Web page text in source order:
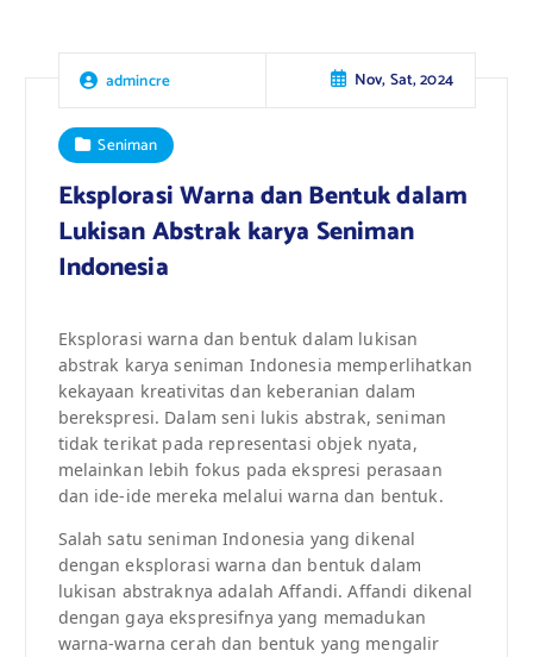
admincre Nov, Sat, 2024
Seniman
Eksplorasi Warna dan Bentuk dalam
Lukisan Abstrak karya Seniman
Indonesia
Eksplorasi warna dan bentuk dalam lukisan
abstrak karya seniman Indonesia memperlihatkan
kekayaan kreativitas dan keberanian dalam
berekspresi. Dalam seni lukis abstrak, seniman
tidak terikat pada representasi objek nyata,
melainkan lebih fokus pada ekspresi perasaan
dan ide-ide mereka melalui warna dan bentuk.
Salah satu seniman Indonesia yang dikenal
dengan eksplorasi warna dan bentuk dalam
lukisan abstraknya adalah Affandi. Affandi dikenal
dengan gaya ekspresifnya yang memadukan
warna-warna cerah dan bentuk yang mengalir